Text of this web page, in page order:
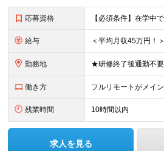
応募資格
給与
勤務地
働き方 フルリモートがメイン
残業時間 10時間以内
求人を見る